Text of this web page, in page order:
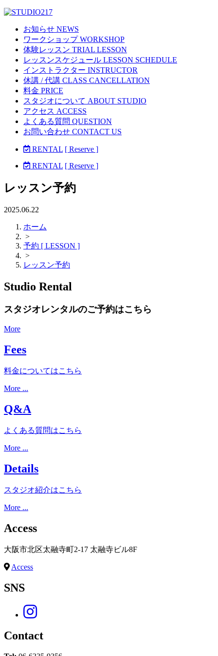
お知らせ NEWS
ワークショップ WORKSHOP
体験レッスン TRIAL LESSON
レッスンスケジュール LESSON SCHEDULE
インストラクター INSTRUCTOR
休講 / 代講 CLASS CANCELLATION
料金 PRICE
スタジオについて ABOUT STUDIO
アクセス ACCESS
よくある質問 QUESTION
お問い合わせ CONTACT US
RENTAL [ Reserve ]
RENTAL [ Reserve ]
レッスン予約
2025.06.22
ホーム
>
予約 [ LESSON ]
>
レッスン予約
Studio Rental
スタジオレンタルのご予約はこちら
More
Fees
料金についてはこちら
More ...
Q&A
よくある質問はこちら
More ...
Details
スタジオ紹介はこちら
More ...
Access
大阪市北区太融寺町2-17 太融寺ビル8F
Access
SNS
Contact